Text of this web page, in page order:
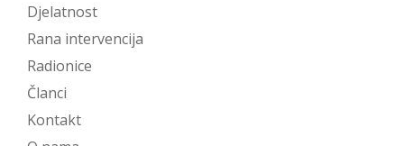
Djelatnost
Rana intervencija
Radionice
Članci
Kontakt